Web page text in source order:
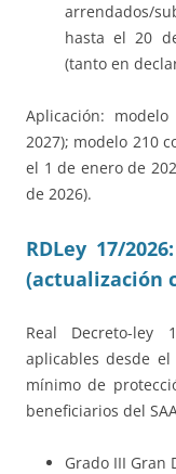
arrendados/
hasta el 20
(tanto en
Aplicación:
2027); modelo 210
el 1 de enero de
de 2026).
RDLey 17/
(actualización
Real Decreto-ley
aplicables desde
mínimo de
beneficiarios del
Grado III Gran